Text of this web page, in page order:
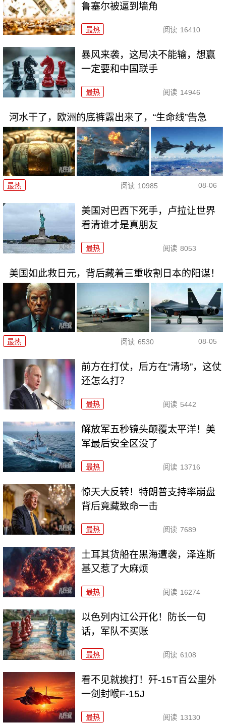
鲁塞尔被逼到墙角
最热 阅读 16410
暴风来袭，这局决不能输，想赢
一定要和中国联手
最热 阅读 14946
河水干了，欧洲的底裤露出来了，“生命线”告急
最热 阅读 10985 08-06
美国对巴西下死手，卢拉让世界
看清谁才是真朋友
最热 阅读 8053
美国如此救日元，背后藏着三重收割日本的阳谋！
最热 阅读 6530 08-05
前方在打仗，后方在“清场”，这仗
还怎么打？
最热 阅读 5442
解放军五秒镜头颠覆太平洋！美
军最后安全区没了
最热 阅读 13716
惊天大反转！特朗普支持率崩盘
背后竟藏致命一击
最热 阅读 7689
土耳其货船在黑海遭袭，泽连斯
基又惹了大麻烦
最热 阅读 16274
以色列内讧公开化！防长一句
话，军队不买账
最热 阅读 6108
看不见就挨打！歼-15T百公里外
一剑封喉F-15J
最热 阅读 13130